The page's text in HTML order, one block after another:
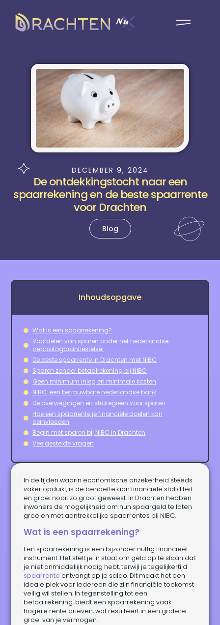
DECEMBER 9, 2024
De ontdekkingstocht naar een
spaarrekening en de beste spaarrente
voor Drachten
Blog
In de tijden waarin economische onzekerheid steeds
vaker opduikt, is de behoefte aan financiële stabiliteit
en groei nooit zo groot geweest. In Drachten hebben
inwoners de mogelijkheid om hun spaargeld te laten
groeien met aantrekkelijke spaarrentes bij NIBC.
Wat is een spaarrekening?
Een spaarrekening is een bijzonder nuttig financieel
instrument. Het stelt je in staat om geld op te slaan dat
je niet onmiddellijk nodig hebt, terwijl je tegelijkertijd
spaarrente ontvangt op je saldo. Dit maakt het een
ideale plek voor iedereen die zijn financiële toekomst
veilig wil stellen. In tegenstelling tot een
betaalrekening, biedt een spaarrekening vaak
hogere rentetarieven, wat resulteert in een grotere
groei van je vermogen.
Inhoudsopgave
Wat is een spaarrekening?
Voordelen van sparen onder het nederlandse
depositogarantiestelsel
De beste spaarrente in Drachten met NIBC
Sparen zonder betaalrekening bij NIBC
Geen minimum inleg en minimale kosten
NIBC: een betrouwbare nederlandse bank
De overwegingen en strategieën voor sparen
Hoe een spaarrente je financiële doelen kan
beïnvloeden
Begin met sparen bij NIBC in Drachten
Veelgestelde vragen